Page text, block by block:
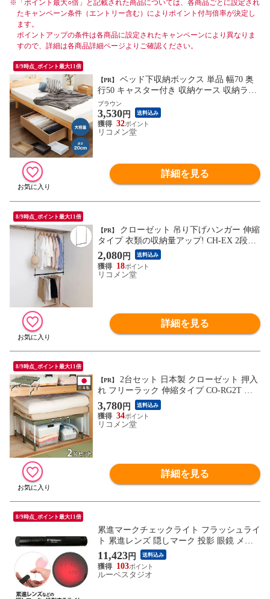
※ 「ポイント最大○倍」と記載された商品については、各商品ごとに設定され
たキャンペーン条件（エントリー含む）によりポイント付与倍率が決定し
ます。
ポイントアップの条件は各商品に設定されたキャンペーンにより異なりま
すので、詳細は各商品詳細ページよりご確認ください。
8/9時点_ポイント最大11倍
【PR】
行50 キャスター付き 収納ケース 収納ラッ
ク 引き出し収納 ソファー下収納 木製【送
料無料】
ブラウン
3,530円 送料込み
32
リコメン堂
詳細を見る
8/9時点_ポイント最大11倍
【PR】
タイプ 衣類の収納量アップ! CH-EX 2段ハ
ンガー ブランコ式 幅・高さ調節 フック付
き 押入れ収納 押入収納 衣類収納 ハンガー
ラック 伸晃 Belca【送料無料】
2,080円 送料込み
18
リコメン堂
詳細を見る
8/9時点_ポイント最大11倍
【PR】
れ フリーラック 伸縮タイプ CO-RG2T エ
コグリーン 整理棚 押入れ収納 押入収納 押
入れラック クローゼット 収納棚 収納ラッ
ク すきま収納 隙間収納 伸晃 Belca【送料
3,780円 送料込み
34
リコメン堂
詳細を見る
8/9時点_ポイント最大11倍
累進マークチェックライト フラッシュライ
ト 累進レンズ 隠しマーク 投影 眼鏡 メガ
ネ 確認 検品 検査 累進マークチェッカー
11,423円 送料込み
103
ルーペスタジオ